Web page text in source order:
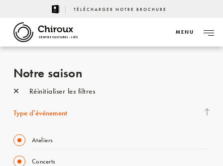
TÉLÉCHARGER NOTRE BROCHURE
CENTRE CULTUREL - LIÈGE
MENU
Notre saison
Réinitialiser les filtres
Type d’événement
Ateliers
Concerts